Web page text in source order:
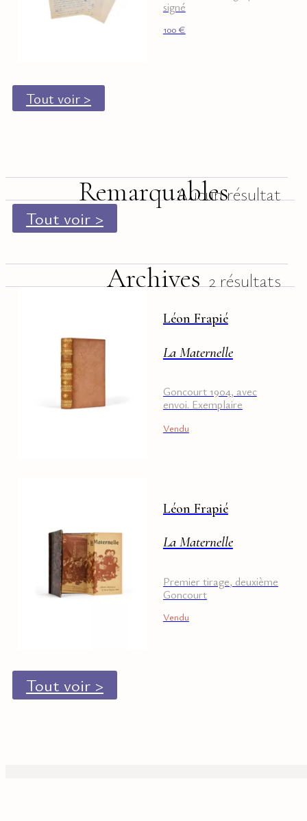
signé
100€
Tout voir >
RemarquablesAucun résultat
Tout voir >
Archives 2 résultats
Léon Frapié
La Maternelle
Goncourt 1904, avec
envoi. Exemplaire
Vendu
Léon Frapié
La Maternelle
Premier tirage, deuxième
Goncourt
Vendu
Tout voir >